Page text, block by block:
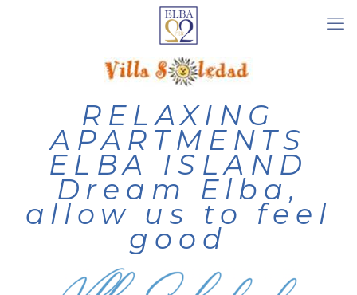
RELAXING
APARTMENTS
ELBA ISLAND
Dream Elba,
allow us to feel
good